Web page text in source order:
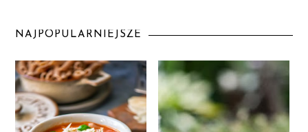
NAJPOPULARNIEJSZE